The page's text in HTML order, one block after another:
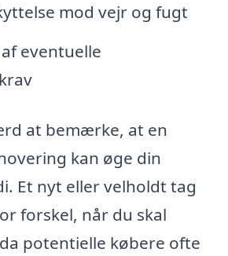
mod vejr og fugt
eventuelle
at bemærke, at en
kan øge din
Et nyt eller velholdt tag
forskel, når du skal
potentielle købere ofte